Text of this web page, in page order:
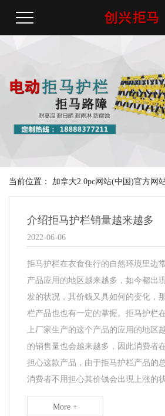
当前位置： 加拿大2.0pc网站(中国)官方网
介绍拒马护栏销量越来越多
2022-06-06
拒马护栏在衣食住行的自然环境里边
产品应用的地区越来越多，如今都出
发的状况，其价钱又具如何的变化，
栏产品也也有一定的掌握。拒马护栏
上厂家生产的这个产品的应用的地区
的销售量也会越来越多，因此消费者
担心这款产品，由于拒马护栏产品的
消费者不用担心其价钱会出現上涨的
More +